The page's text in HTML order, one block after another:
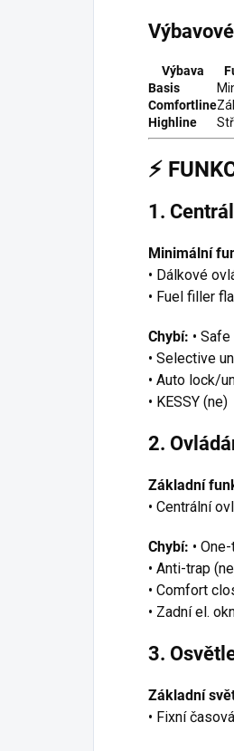
Výbava
Basis
Comfortline
Highline
⚡
1.
Minimální
• Dálkové
• Fuel filler
Chybí: •
• Selective
• Auto lock/
• KESSY (ne)
2.
Základní
• Centrální
Chybí: •
• Anti-trap
• Comfort
• Zadní el.
3.
Základní
• Fixní